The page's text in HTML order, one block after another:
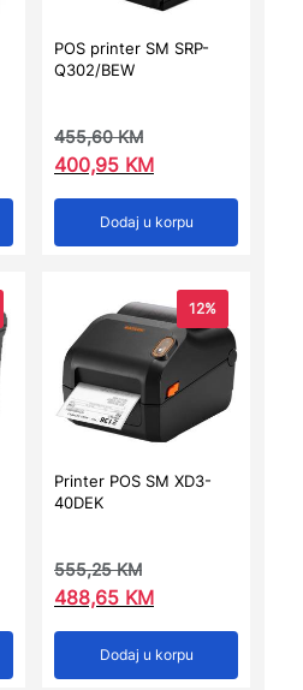
POS printer SM SRP-
Q302/BEW
455,60KM
400,95 KM
Dodaj u korpu
12%
Printer POS SM XD3-
40DEK
555,25KM
488,65 KM
Dodaj u korpu